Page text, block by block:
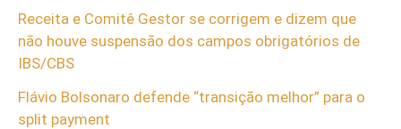
Receita e Comitê Gestor se corrigem e dizem que
não houve suspensão dos campos obrigatórios de
IBS/CBS
Flávio Bolsonaro defende “transição melhor” para o
split payment